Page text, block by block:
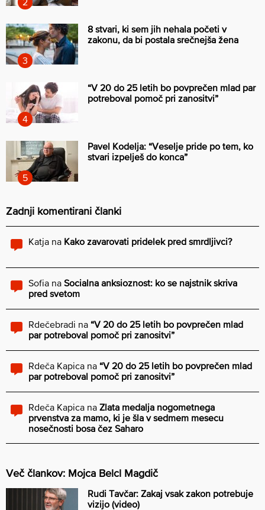
8 stvari, ki sem jih nehala početi v
zakonu, da bi postala srečnejša žena
“V 20 do 25 letih bo povprečen mlad par
potreboval pomoč pri zanositvi”
Pavel Kodelja: “Veselje pride po tem, ko
stvari izpelješ do konca”
Zadnji komentirani članki
Katja na Kako zavarovati pridelek pred smrdljivci?
Sofia na Socialna anksioznost: ko se najstnik skriva
pred svetom
Rdečebradi na “V 20 do 25 letih bo povprečen mlad
par potreboval pomoč pri zanositvi”
Rdeča Kapica na “V 20 do 25 letih bo povprečen mlad
par potreboval pomoč pri zanositvi”
Rdeča Kapica na Zlata medalja nogometnega
prvenstva za mamo, ki je šla v sedmem mesecu
nosečnosti bosa čez Saharo
Več člankov: Mojca Belcl Magdič
Rudi Tavčar: Zakaj vsak zakon potrebuje
vizijo (video)